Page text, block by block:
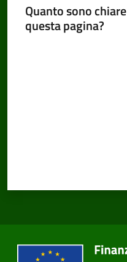
Servizi
gli
Quanto sono
questa pagina?